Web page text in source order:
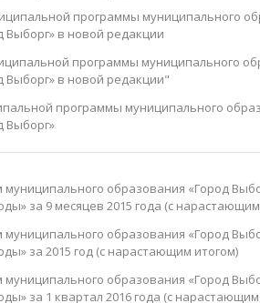
программы муниципального
Выборг» в новой редакции
программы муниципального
Выборг» в новой редакции"
программы муниципального
Выборг»
образования «Город
за 9 месяцев 2015 года (с
образования «Город
за 2015 год (с нарастающим итогом)
образования «Город
за 1 квартал 2016 года (с